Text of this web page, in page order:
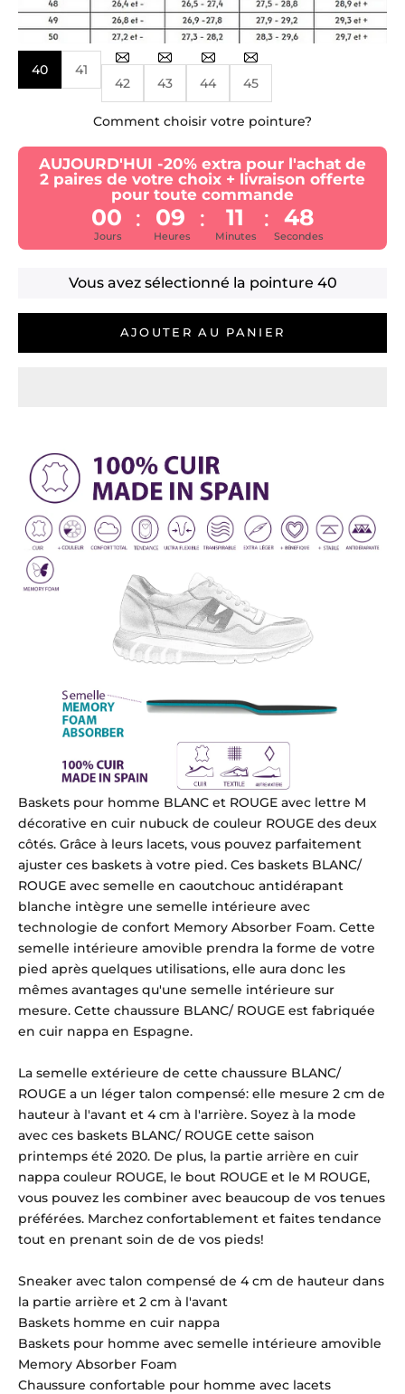
40
41
42
43 44 45
Comment choisir votre pointure?
AUJOURD'HUI -20% extra pour l'achat de
2 paires de votre choix + livraison offerte
pour toute commande
00 : 09 : 11 : 47
Jours Heures Minutes Secondes
Vous avez sélectionné la pointure 40
AJOUTER AU PANIER
Baskets pour homme BLANC et ROUGE avec lettre M
décorative en cuir nubuck de couleur ROUGE des deux
côtés. Grâce à leurs lacets, vous pouvez parfaitement
ajuster ces baskets à votre pied. Ces baskets BLANC/
ROUGE avec semelle en caoutchouc antidérapant
blanche intègre une semelle intérieure avec
technologie de confort Memory Absorber Foam. Cette
semelle intérieure amovible prendra la forme de votre
pied après quelques utilisations, elle aura donc les
mêmes avantages qu'une semelle intérieure sur
mesure. Cette chaussure BLANC/ ROUGE est fabriquée
en cuir nappa en Espagne.
La semelle extérieure de cette chaussure BLANC/
ROUGE a un léger talon compensé: elle mesure 2 cm de
hauteur à l'avant et 4 cm à l'arrière. Soyez à la mode
avec ces baskets BLANC/ ROUGE cette saison
printemps été 2020. De plus, la partie arrière en cuir
nappa couleur ROUGE, le bout ROUGE et le M ROUGE,
vous pouvez les combiner avec beaucoup de vos tenues
préférées. Marchez confortablement et faites tendance
tout en prenant soin de de vos pieds!
Sneaker avec talon compensé de 4 cm de hauteur dans
la partie arrière et 2 cm à l'avant
Baskets homme en cuir nappa
Baskets pour homme avec semelle intérieure amovible
Memory Absorber Foam
Chaussure confortable pour homme avec lacets